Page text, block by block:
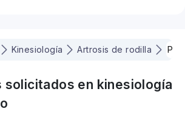
Kinesiología Artrosis de rodilla
solicitados en kinesiología